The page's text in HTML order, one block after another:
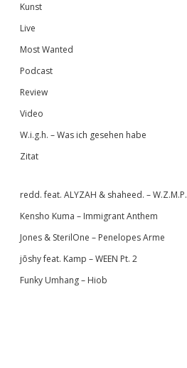
Kunst
Live
Most Wanted
Podcast
Review
Video
W.i.g.h. – Was ich gesehen habe
Zitat
redd. feat. ALYZAH & shaheed. – W.Z.M.P.
Kensho Kuma – Immigrant Anthem
Jones & SterilOne – Penelopes Arme
jōshy feat. Kamp – WEEN Pt. 2
Funky Umhang – Hiob